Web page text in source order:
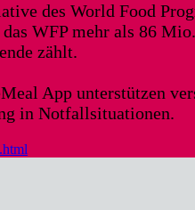
des World Food
das WFP mehr als 86
zählt.
App unterstützen
in Notfallsituationen.